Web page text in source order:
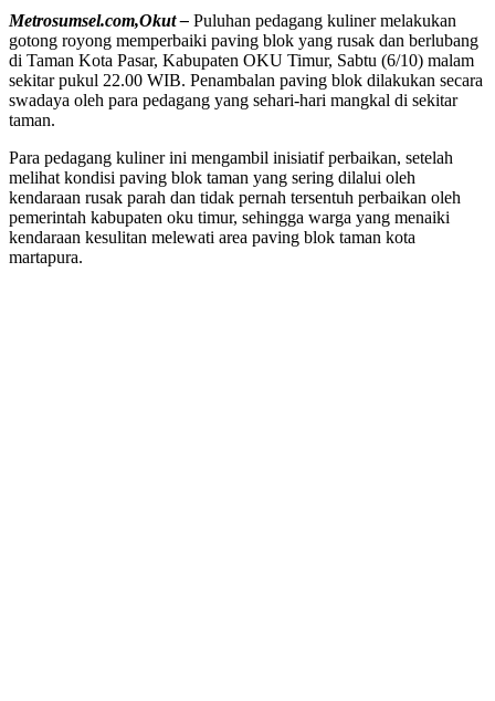
Metrosumsel.com,Okut – Puluhan pedagang kuliner melakukan
gotong royong memperbaiki paving blok yang rusak dan berlubang
di Taman Kota Pasar, Kabupaten OKU Timur, Sabtu (6/10) malam
sekitar pukul 22.00 WIB. Penambalan paving blok dilakukan secara
swadaya oleh para pedagang yang sehari-hari mangkal di sekitar
taman.
Para pedagang kuliner ini mengambil inisiatif perbaikan, setelah
melihat kondisi paving blok taman yang sering dilalui oleh
kendaraan rusak parah dan tidak pernah tersentuh perbaikan oleh
pemerintah kabupaten oku timur, sehingga warga yang menaiki
kendaraan kesulitan melewati area paving blok taman kota
martapura.